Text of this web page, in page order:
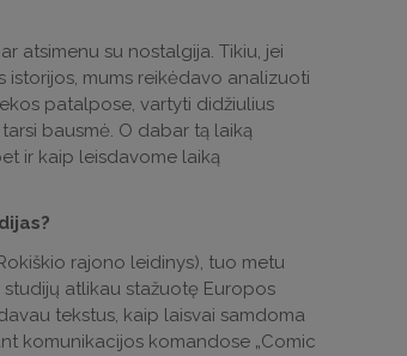
atsimenu su nostalgija. Tikiu, jei
istorijos, mums reikėdavo analizuoti
patalpose, vartyti didžiulius
bausmė. O dabar tą laiką
ir kaip leisdavome laiką
rajono leidinys), tuo metu
atlikau stažuotę Europos
tekstus, kaip laisvai samdoma
komunikacijos komandose „Comic